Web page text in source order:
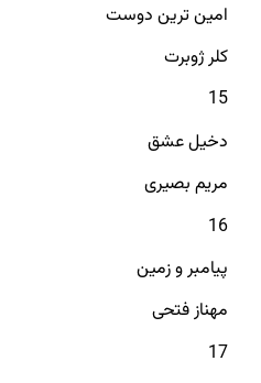
امین ترین دوست
کلر ژوبرت
15
دخیل عشق
مریم بصیری
16
پیامبر و زمین
مهناز فتحی
17